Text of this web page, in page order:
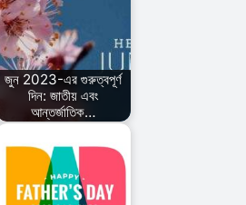
জুন 2023-এর গুরুত্বপূর্ণ
দিন: জাতীয় এবং
আন্তর্জাতিক…